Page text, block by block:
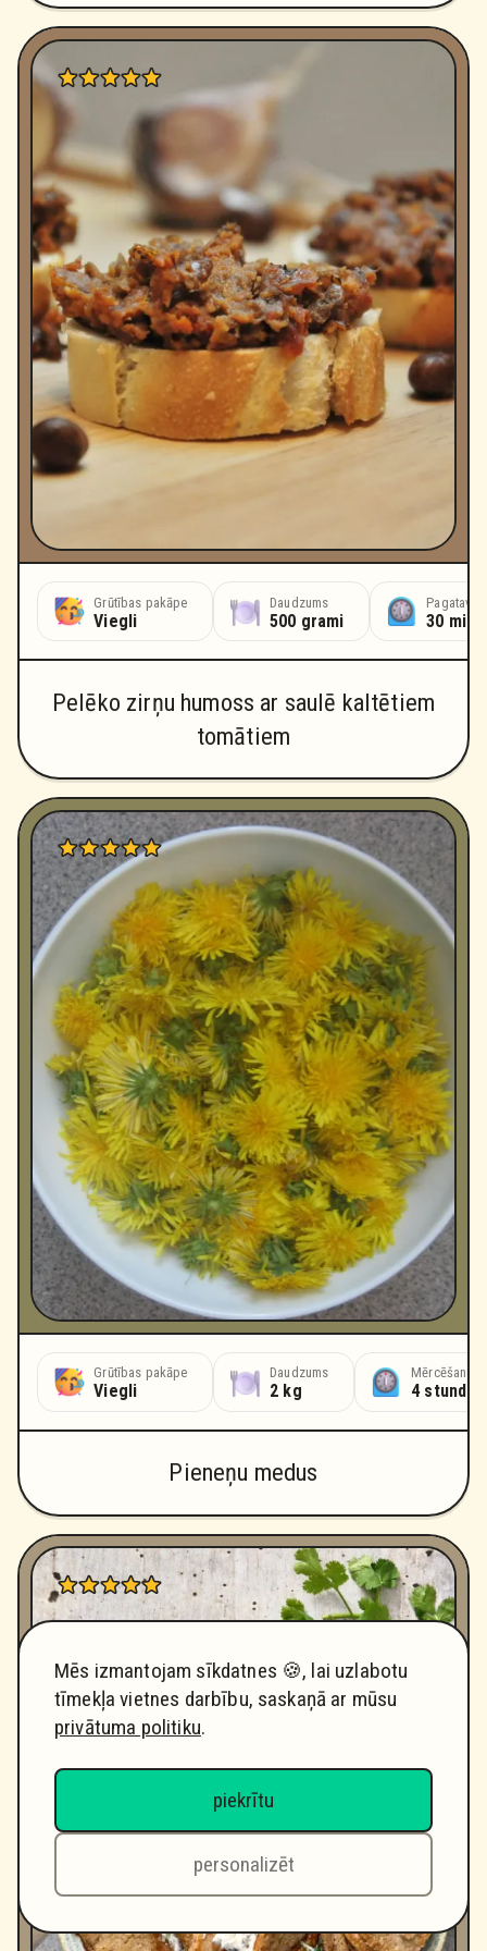
Grūtības pakāpe
Viegli
Daudzums
500 grami 30
Pelēko zirņu humoss ar saulē kaltētiem
tomātiem
Grūtības pakāpe
Viegli
Daudzums
2 kg
Mērcēšanas
4 stundas
Pieneņu medus
Mēs izmantojam sīkdatnes 🍪, lai uzlabotu
tīmekļa vietnes darbību, saskaņā ar mūsu
privātuma politiku.
piekrītu
personalizēt